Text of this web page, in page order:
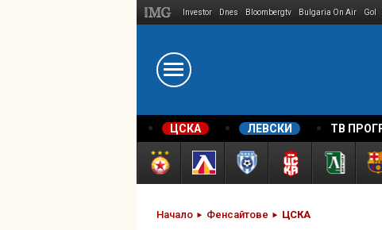
Investor Dnes Bloombergtv Bulgaria On Air Gol
ЦСКА ЛЕВСКИ ТВ
Начало Фенсайтове ЦСКА